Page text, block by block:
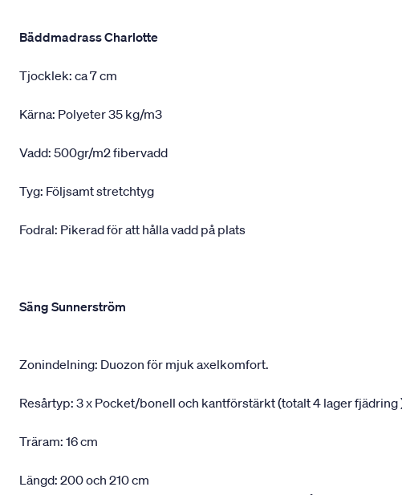
Bäddmadrass Charlotte
Tjocklek: ca 7 cm
Kärna: Polyeter 35 kg/m3
Vadd: 500gr/m2 fibervadd
Tyg: Följsamt stretchtyg
Fodral: Pikerad för att hålla vadd på plats
Säng Sunnerström
Zonindelning: Duozon för mjuk axelkomfort.
Resårtyp: 3 x Pocket/bonell och kantförstärkt (totalt 4 lager fjädring
Träram: 16 cm
Längd: 200 och 210 cm